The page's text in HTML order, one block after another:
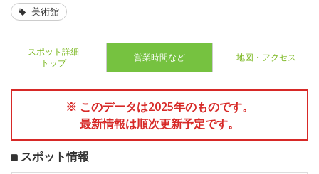
美術館
スポット詳細
トップ
営業時間など 地図・アクセス
※ このデータは2025年のものです。
最新情報は順次更新予定です。
スポット情報